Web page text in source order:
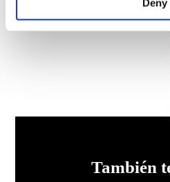
Deny
También